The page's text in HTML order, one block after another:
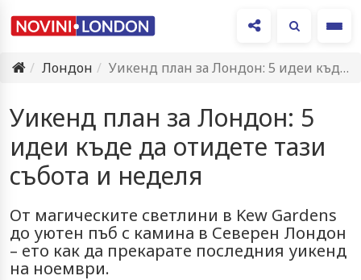
Лондон
Уикенд план за Лондон: 5 идеи къде да отидете тази…
Уикенд план за Лондон: 5
идеи къде да отидете тази
събота и неделя
От магическите светлини в Kew Gardens
до уютен пъб с камина в Северен Лондон
– ето как да прекарате последния уикенд
на ноември.